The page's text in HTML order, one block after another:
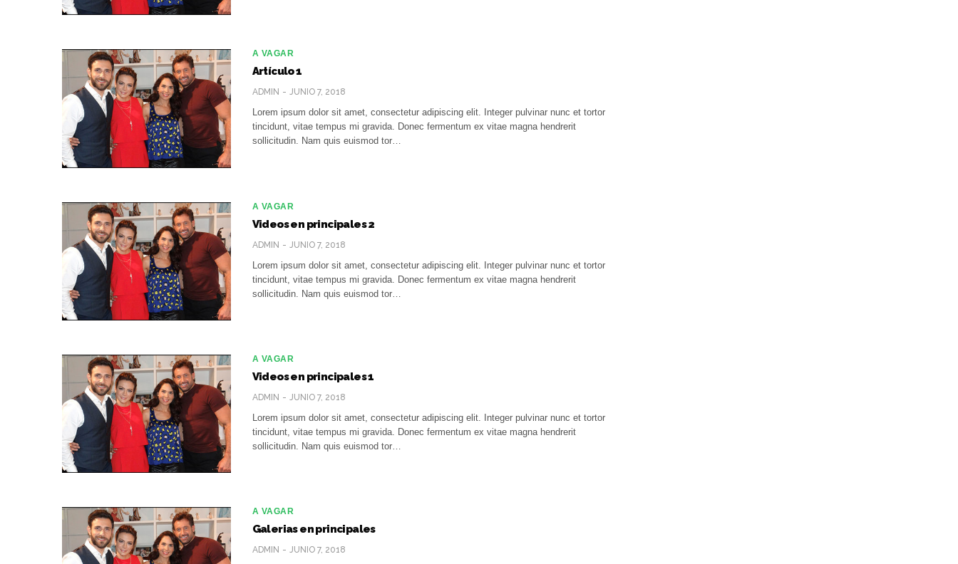
A VAGAR
Artículo 1
ADMIN JUNIO 7, 2018
Lorem ipsum dolor sit amet, consectetur adipiscing elit. Integer pulvinar nunc et tortor
tincidunt, vitae tempus mi gravida. Donec fermentum ex vitae magna hendrerit
sollicitudin. Nam quis euismod tor…
A VAGAR
Videos en principales 2
ADMIN JUNIO 7, 2018
Lorem ipsum dolor sit amet, consectetur adipiscing elit. Integer pulvinar nunc et tortor
tincidunt, vitae tempus mi gravida. Donec fermentum ex vitae magna hendrerit
sollicitudin. Nam quis euismod tor…
A VAGAR
Videos en principales 1
ADMIN JUNIO 7, 2018
Lorem ipsum dolor sit amet, consectetur adipiscing elit. Integer pulvinar nunc et tortor
tincidunt, vitae tempus mi gravida. Donec fermentum ex vitae magna hendrerit
sollicitudin. Nam quis euismod tor…
A VAGAR
Galerias en principales
ADMIN JUNIO 7, 2018